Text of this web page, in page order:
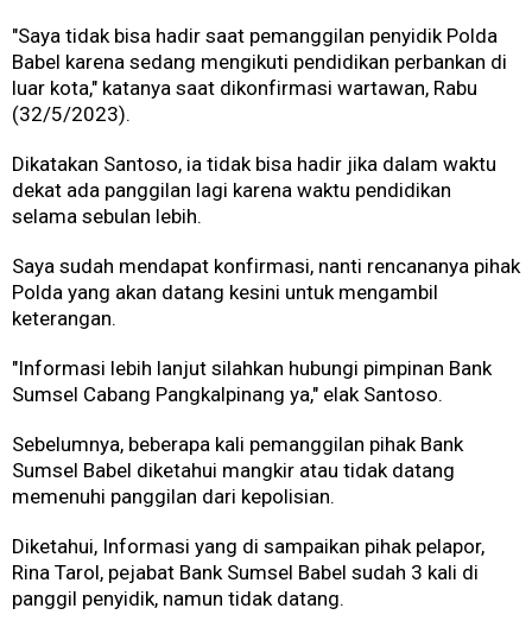
"Saya tidak bisa hadir saat pemanggilan penyidik Polda
Babel karena sedang mengikuti pendidikan perbankan di
luar kota," katanya saat dikonfirmasi wartawan, Rabu
(32/5/2023).
Dikatakan Santoso, ia tidak bisa hadir jika dalam waktu
dekat ada panggilan lagi karena waktu pendidikan
selama sebulan lebih.
Saya sudah mendapat konfirmasi, nanti rencananya pihak
Polda yang akan datang kesini untuk mengambil
keterangan.
"Informasi lebih lanjut silahkan hubungi pimpinan Bank
Sumsel Cabang Pangkalpinang ya," elak Santoso.
Sebelumnya, beberapa kali pemanggilan pihak Bank
Sumsel Babel diketahui mangkir atau tidak datang
memenuhi panggilan dari kepolisian.
Diketahui, Informasi yang di sampaikan pihak pelapor,
Rina Tarol, pejabat Bank Sumsel Babel sudah 3 kali di
panggil penyidik, namun tidak datang.